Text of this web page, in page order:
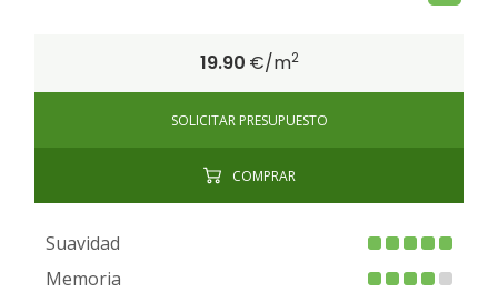
19.90 €/m2
SOLICITAR PRESUPUESTO
COMPRAR
Suavidad
Memoria